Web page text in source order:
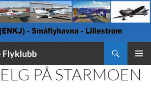
Flyklubb
PÅ STARMOEN